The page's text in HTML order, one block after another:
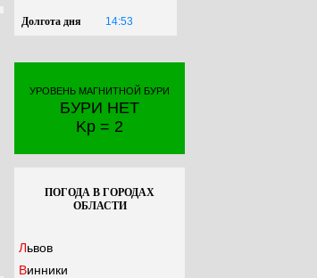
Долгота дня 14:53
УРОВЕНЬ МАГНИТНОЙ БУРИ
БУРИ НЕТ
Kp = 2
ПОГОДА В ГОРОДАХ
ОБЛАСТИ
Львов
Винники